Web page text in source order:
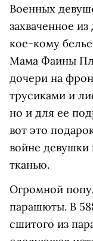
Военных
захваченное
кое-кому
Мама Фаины
дочери на
трусиками и
но и для ее
вот это
войне девушки
тканью.
Огромной
парашюты. В
сшитого из